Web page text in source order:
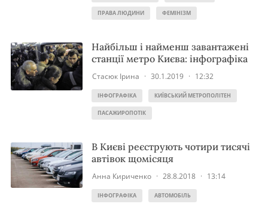
ПРАВА ЛЮДИНИ ФЕМІНІЗМ
Найбільш і найменш завантажені
станції метро Києва: інфографіка
Стасюк Ірина · 30.1.2019 · 12:32
ІНФОГРАФІКА КИЇВСЬКИЙ МЕТРОПОЛІТЕН
ПАСАЖИРОПОТІК
В Києві реєструють чотири тисячі
автівок щомісяця
Анна Кириченко · 28.8.2018 · 13:14
ІНФОГРАФІКА АВТОМОБІЛЬ